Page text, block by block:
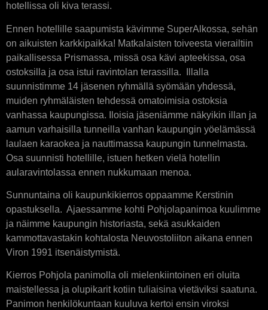
hotellissa oli kiva terassi.
Ennen hotellille saapumista kävimme SuperAlkossa, sehän
on aikuisten karkkipaikka! Matkalaisten toiveesta vierailtiin
paikallisessa Prismassa, missä osa kävi apteekissa, osa
ostoksilla ja osa istui ravintolan terassilla. Illalla
suunnistimme 14 jäsenen ryhmällä syömään yhdessä,
muiden ryhmäläisten tehdessä omatoimisia ostoksia
vanhassa kaupungissa. Iloisia jäseniämme näkyikin illan ja
aamun varhaisilla tunneilla vanhan kaupungin yöelämässä
laulaen karaokea ja nauttimassa kaupungin tunnelmasta.
Osa suunnisti hotellille, istuen hetken vielä hotellin
aularavintolassa ennen nukkumaan menoa.
Sunnuntaina oli kaupunkikierros oppaamme Kerstinin
opastuksella. Ajaessamme kohti Pohjolapanimoa kuulimme
ja näimme kaupungin historiasta, sekä asukkaiden
kammottavastakin kohtalosta Neuvostoliiton aikana ennen
Viron 1991 itsenäistymistä.
Kierros Pohjola panimolla oli mielenkiintoinen eri oluita
maistellessa ja olupikarit kotiin tuliaisina vietäviksi saatuna.
Panimon henkilökuntaan kuuluva kertoi ensin viroksi